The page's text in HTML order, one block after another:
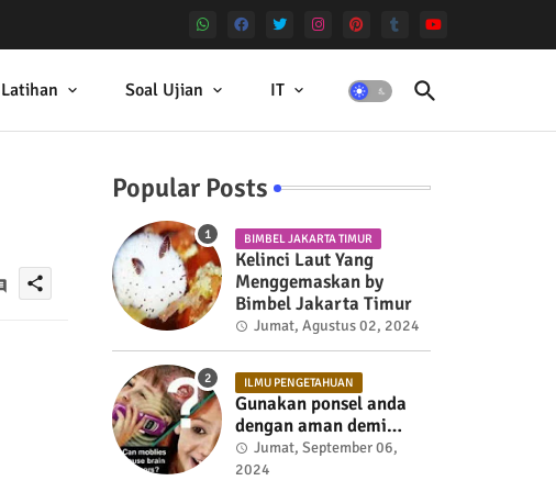
Latihan Soal Ujian IT
share
Popular Posts
BIMBEL JAKARTA TIMUR
Kelinci Laut Yang
Menggemaskan by
Bimbel Jakarta Timur
Jumat, Agustus 02, 2024
ILMU PENGETAHUAN
Gunakan ponsel anda
dengan aman demi
kesehatan
Jumat, September 06,
2024